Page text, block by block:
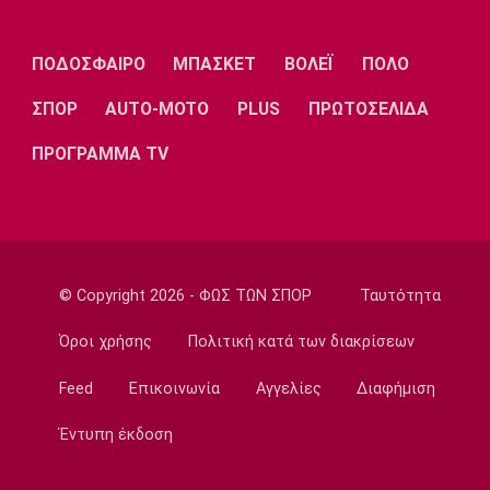
Μονακό
Ερυθρός
Τότεναμ
ΠΟΔΟΣΦΑΙΡΟ ΜΠΑΣΚΕΤ ΒΟΛΕΪ ΠΟΛΟ
ΣΠΟΡ AUTO-MOTO PLUS ΠΡΩΤΟΣΕΛΙΔΑ
ΠΡΟΓΡΑΜΜΑ TV
© Copyright 2026 - ΦΩΣ ΤΩΝ ΣΠΟΡ Ταυτότητα
Όροι χρήσης Πολιτική κατά των διακρίσεων
Feed Επικοινωνία Αγγελίες Διαφήμιση
Έντυπη έκδοση